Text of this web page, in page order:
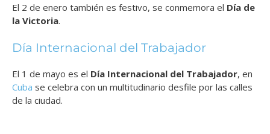
El 2 de enero también es festivo, se conmemora el Día de
la Victoria.
Día Internacional del Trabajador
El 1 de mayo es el Día Internacional del Trabajador, en
Cuba se celebra con un multitudinario desfile por las calles
de la ciudad.